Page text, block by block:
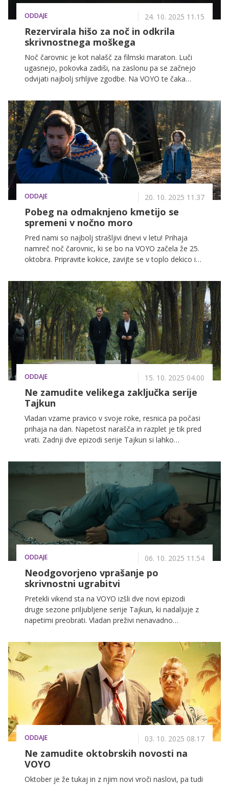
ODDAJE 24. 10. 2025 11.15
Rezervirala hišo za noč in odkrila
skrivnostnega moškega
Noč čarovnic je kot nalašč za filmski maraton. Luči
ugasnejo, pokovka zadiši, na zaslonu pa se začnejo
odvijati najbolj srhljive zgodbe. Na VOYO te čaka
ponoči zagotovo ne bo mikalo hoditi po temnih
hodnikih!
ODDAJE 20. 10. 2025 11.37
Pobeg na odmaknjeno kmetijo se
spremeni v nočno moro
Pred nami so najbolj strašljivi dnevi v letu! Prihaja
namreč noč čarovnic, ki se bo na VOYO začela že 25.
oktobra. Pripravite kokice, zavijte se v toplo dekico in
ODDAJE 15. 10. 2025 04.00
Ne zamudite velikega zaključka serije
Tajkun
Vladan vzame pravico v svoje roke, resnica pa počasi
prihaja na dan. Napetost narašča in razplet je tik pred
vrati. Zadnji dve epizodi serije Tajkun si lahko
ODDAJE 06. 10. 2025 11.54
Neodgovorjeno vprašanje po
skrivnostni ugrabitvi
Pretekli vikend sta na VOYO izšli dve novi epizodi
druge sezone priljubljene serije Tajkun, ki nadaljuje z
napetimi preobrati. Vladan preživi nenavadno
je napadel Milo? Odgovora ne najde, zato se sam loti
preiskave.
ODDAJE 03. 10. 2025 08.17
Ne zamudite oktobrskih novosti na
VOYO
Oktober je že tukaj in z njim novi vroči naslovi, pa tudi